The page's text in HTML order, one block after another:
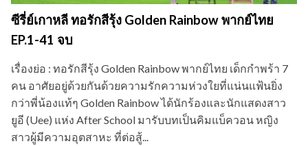
กว่าพี่น้องแท้ๆ Golden Rainbow ได้นักร้องและนักแสดงสาว
ยูอี (Uee) แห่ง After School มารับบทเป็นคิมแบ็ควอน หญิง
สาวผู้มีความอุตสาหะ ที่ต่อสู้...
2 1 0 3 ปีที่แล้ว 